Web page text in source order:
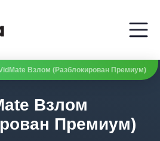
Взлом (Разблокирован Премиум)
Взлом
Премиум)